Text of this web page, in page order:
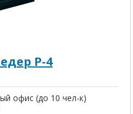
P-4
офис (до 10 чел-к)